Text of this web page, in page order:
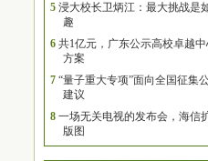
5 浸大校长卫炳江：最大挑战是
趣
6 共1亿元，广东公示高校卓越
方案
7 “量子重大专项”面向全国征集
建议
8 一场无关电视的发布会，海信
版图